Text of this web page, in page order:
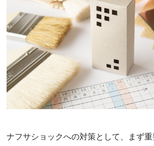
ナフサショックへの対策として、まず